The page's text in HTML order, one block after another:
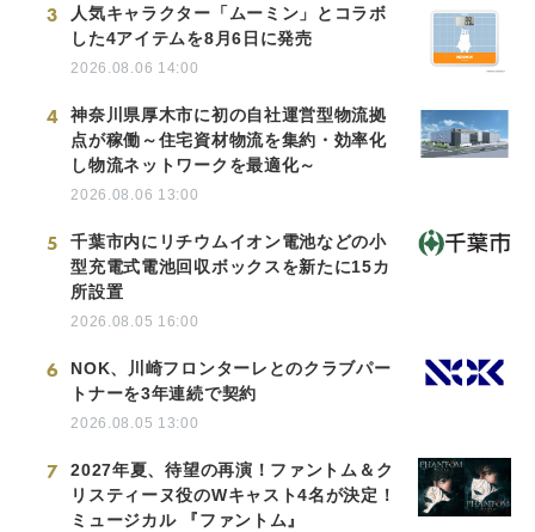
3
人気キャラクター「ムーミン」とコラボ
した4アイテムを8月6日に発売
2026.08.06 14:00
4
神奈川県厚木市に初の自社運営型物流拠
点が稼働～住宅資材物流を集約・効率化
し物流ネットワークを最適化～
2026.08.06 13:00
5
千葉市内にリチウムイオン電池などの小
型充電式電池回収ボックスを新たに15カ
所設置
2026.08.05 16:00
6
NOK、川崎フロンターレとのクラブパー
トナーを3年連続で契約
2026.08.05 13:00
7
2027年夏、待望の再演！ファントム＆ク
リスティーヌ役のWキャスト4名が決定！
ミュージカル 『ファントム』